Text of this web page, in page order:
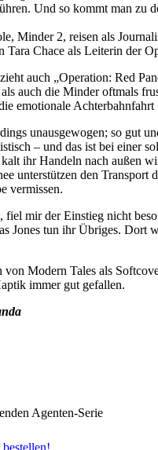
Und so kommt man zu
Minder 2, reisen als
Tara Chace als Leiterin der
auch „Operation: Red
auch die Minder oftmals
emotionale
unausgewogen; so gut
– und das ist bei einer
ihr Handeln nach außen
unterstützen den
vermissen.
mir der Einstieg nicht
Jones tun ihr Übriges. Dort
von Modern Tales als
immer gut gefallen.